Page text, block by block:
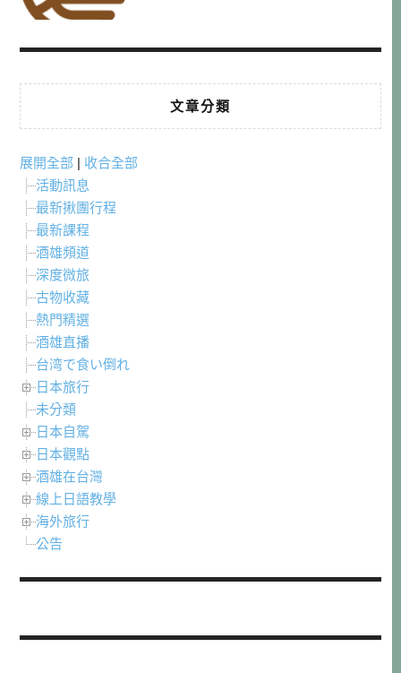
文章分類
展開全部 | 收合全部
活動訊息
最新揪團行程
最新課程
酒雄頻道
深度微旅
古物收藏
熱門精選
酒雄直播
台湾で食い倒れ
日本旅行
未分類
日本自駕
日本觀點
酒雄在台灣
線上日語教學
海外旅行
公告